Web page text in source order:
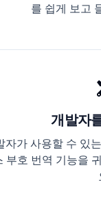
를 쉽게 보고
개발자
자가 사용할 수 있
부호 번역 기능을